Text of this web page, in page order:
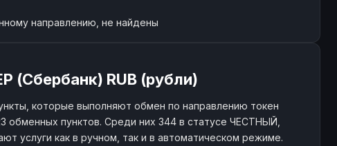
направлению, не найдены
(Сбербанк) RUB (рубли)
которые выполняют обмен по направлению токен
обменных пунктов. Среди них 344 в статусе ЧЕСТНЫЙ,
услуги как в ручном, так и в автоматическом режиме.